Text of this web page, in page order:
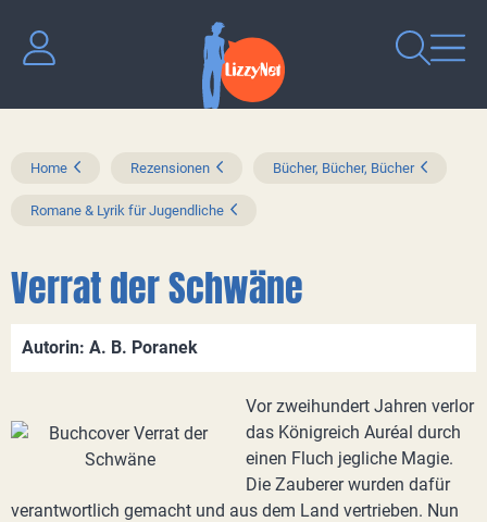
Home Rezensionen Bücher, Bücher, Bücher
Romane & Lyrik für Jugendliche
Verrat der Schwäne
Autorin: A. B. Poranek
Vor zweihundert Jahren verlor
das Königreich Auréal durch
einen Fluch jegliche Magie.
Die Zauberer wurden dafür
verantwortlich gemacht und aus dem Land vertrieben. Nun